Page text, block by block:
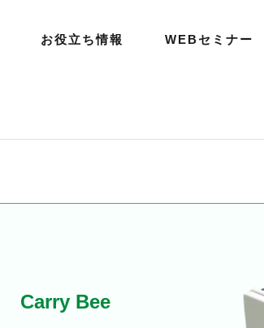
お役立ち情報 WEBセミナー
Carry Bee